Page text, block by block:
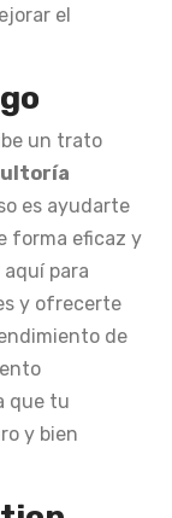
el
un trato
es ayudarte
forma eficaz y
para
y ofrecerte
de
que tu
y bien